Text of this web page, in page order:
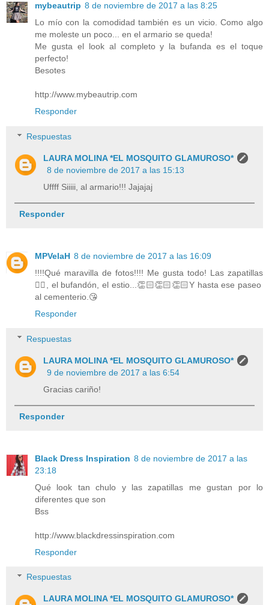
mybeautrip 8 de noviembre de 2017 a las 8:25
Lo mío con la comodidad también es un vicio. Como algo
me moleste un poco... en el armario se queda!
Me gusta el look al completo y la bufanda es el toque
perfecto!
Besotes
http://www.mybeautrip.com
Responder
Respuestas
LAURA MOLINA *EL MOSQUITO GLAMUROSO*
8 de noviembre de 2017 a las 15:13
Uffff Siiiii, al armario!!! Jajajaj
Responder
MPVelaH 8 de noviembre de 2017 a las 16:09
!!!!Qué maravilla de fotos!!!! Me gusta todo! Las zapatillas
👌🏻, el bufandón, el estio...👏🏻👏🏻👏🏻Y hasta ese paseo
al cementerio.😘
Responder
Respuestas
LAURA MOLINA *EL MOSQUITO GLAMUROSO*
9 de noviembre de 2017 a las 6:54
Gracias cariño!
Responder
Black Dress Inspiration 8 de noviembre de 2017 a las
23:18
Qué look tan chulo y las zapatillas me gustan por lo
diferentes que son
Bss
http://www.blackdressinspiration.com
Responder
Respuestas
LAURA MOLINA *EL MOSQUITO GLAMUROSO*